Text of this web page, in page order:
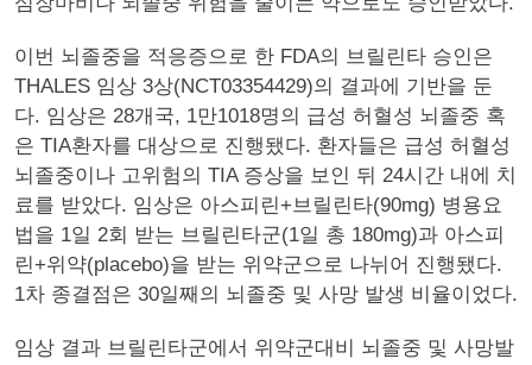
이번 뇌졸중을 적응증으로 한 FDA의 브릴린타 승인은
THALES 임상 3상(NCT03354429)의 결과에 기반을 둔
다. 임상은 28개국, 1만1018명의 급성 허혈성 뇌졸중 혹
은 TIA환자를 대상으로 진행됐다. 환자들은 급성 허혈성
뇌졸중이나 고위험의 TIA 증상을 보인 뒤 24시간 내에 치
료를 받았다. 임상은 아스피린+브릴린타(90mg) 병용요
법을 1일 2회 받는 브릴린타군(1일 총 180mg)과 아스피
린+위약(placebo)을 받는 위약군으로 나뉘어 진행됐다.
1차 종결점은 30일째의 뇌졸중 및 사망 발생 비율이었다.
임상 결과 브릴린타군에서 위약군대비 뇌졸중 및 사망발